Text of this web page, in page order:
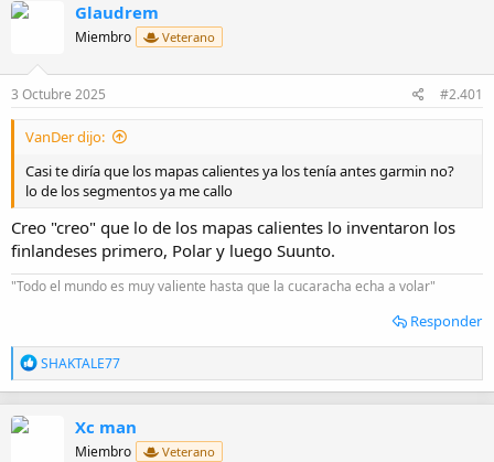
d
e
i
n
Glaudrem
Miembro Veterano
3 Octubre 2025 #2.401
VanDer dijo:
Casi te diría que los mapas calientes ya los tenía antes garmin no?
lo de los segmentos ya me callo
Creo "creo" que lo de los mapas calientes lo inventaron los
finlandeses primero, Polar y luego Suunto.
"Todo el mundo es muy valiente hasta que la cucaracha echa a volar"
Responder
R
e
a
SHAKTALE77
Xc man
Miembro Veterano